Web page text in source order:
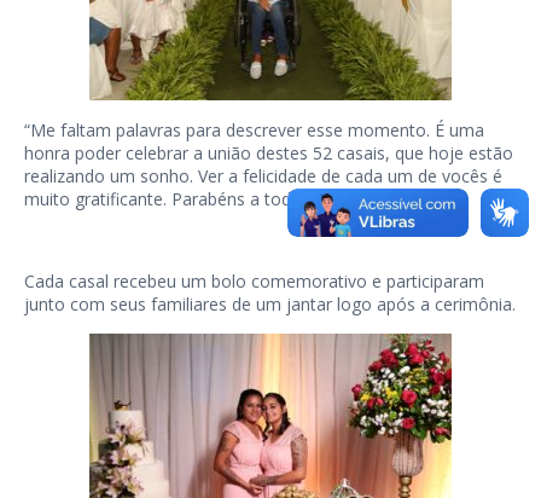
“Me faltam palavras para descrever esse momento. É uma
honra poder celebrar a união destes 52 casais, que hoje estão
realizando um sonho. Ver a felicidade de cada um de vocês é
muito gratificante. Parabéns a todos”, disse a juíza.
Cada casal recebeu um bolo comemorativo e participaram
junto com seus familiares de um jantar logo após a cerimônia.